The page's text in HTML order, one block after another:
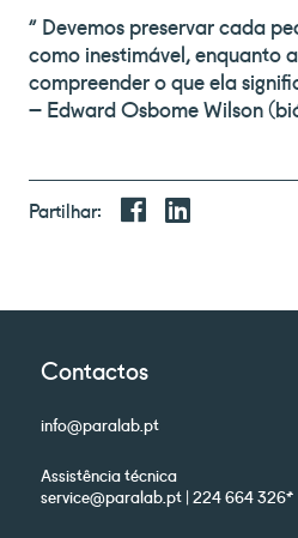
“ Devemos preservar cada
como inestimável, enquanto
compreender o que ela
– Edward Osbome Wilson
Partilhar:
Contactos
info@paralab.pt
Assistência técnica
service@paralab.pt | 224 664 326*